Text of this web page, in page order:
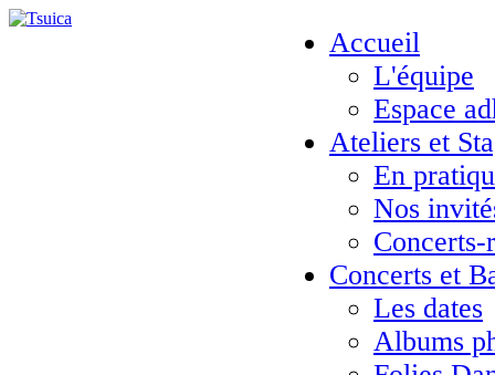
Accueil
L'équipe
Espace
Ateliers et
En
Nos
Concerts-
Concerts et
Les dates
Albums